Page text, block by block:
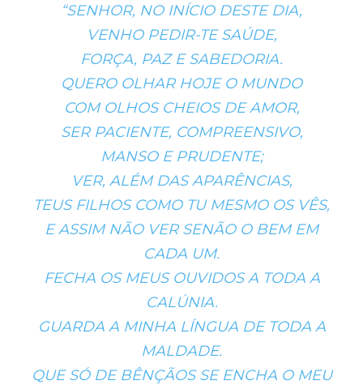
“SENHOR, NO INÍCIO DESTE DIA,
VENHO PEDIR-TE SAÚDE,
FORÇA, PAZ E SABEDORIA.
QUERO OLHAR HOJE O MUNDO
COM OLHOS CHEIOS DE AMOR,
SER PACIENTE, COMPREENSIVO,
MANSO E PRUDENTE;
VER, ALÉM DAS APARÊNCIAS,
TEUS FILHOS COMO TU MESMO OS VÊS,
E ASSIM NÃO VER SENÃO O BEM EM
CADA UM.
FECHA OS MEUS OUVIDOS A TODA A
CALÚNIA.
GUARDA A MINHA LÍNGUA DE TODA A
MALDADE.
QUE SÓ DE BÊNÇÃOS SE ENCHA O MEU